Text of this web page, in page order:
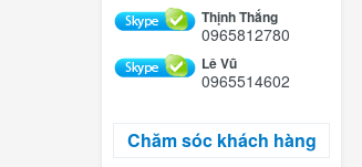
Thịnh Thắng
0965812780
Lê Vũ
0965514602
Chăm sóc khách hàng